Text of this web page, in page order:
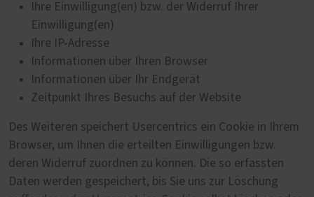
Ihre Einwilligung(en) bzw. der Widerruf Ihrer
Einwilligung(en)
Ihre IP-Adresse
Informationen über Ihren Browser
Informationen über Ihr Endgerät
Zeitpunkt Ihres Besuchs auf der Website
Des Weiteren speichert Usercentrics ein Cookie in Ihrem
Browser, um Ihnen die erteilten Einwilligungen bzw.
deren Widerruf zuordnen zu können. Die so erfassten
Daten werden gespeichert, bis Sie uns zur Löschung